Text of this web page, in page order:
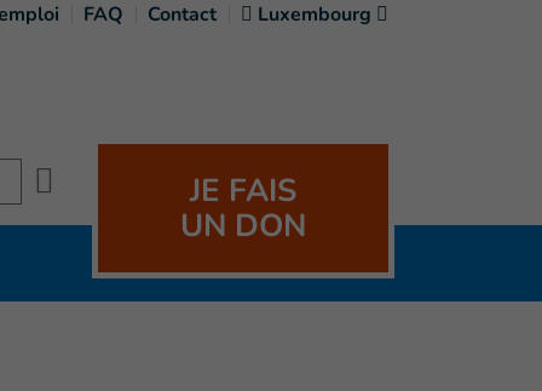
FAQ Contact Luxembourg
JE FAIS
UN DON